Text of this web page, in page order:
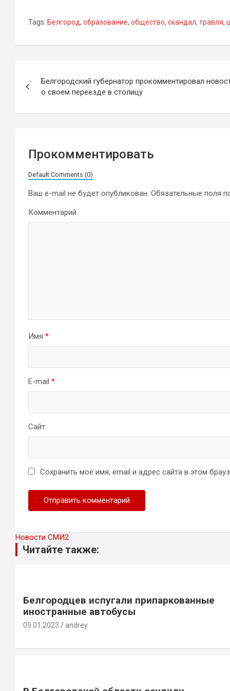
Tags: Белгород, образование, общество, скандал, травля,
по
записям
Белгородский губернатор прокомментировал
о своем переезде в столицу
Прокомментировать
Default Comments (0)
Ваш e-mail не будет опубликован. Обязательные поля
Комментарий
Имя *
E-mail *
Сайт
Сохранить моё имя, email и адрес сайта в этом
Новости СМИ2
Читайте также:
Белгородцев испугали припаркованные
иностранные автобусы
09.01.2023 andrey